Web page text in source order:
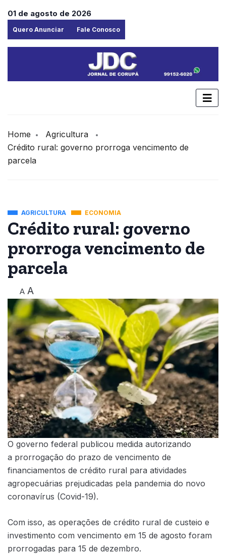
01 de agosto de 2026
Quero Anunciar Fale Conosco
Home
Agricultura
Crédito rural: governo prorroga vencimento de
parcela
AGRICULTURA ECONOMIA
Crédito rural: governo
prorroga vencimento de
parcela
A A
O governo federal publicou medida autorizando
a prorrogação do prazo de vencimento de
financiamentos de crédito rural para atividades
agropecuárias prejudicadas pela pandemia do novo
coronavírus (Covid-19).
Com isso, as operações de crédito rural de custeio e
investimento com vencimento em 15 de agosto foram
prorrogadas para 15 de dezembro.